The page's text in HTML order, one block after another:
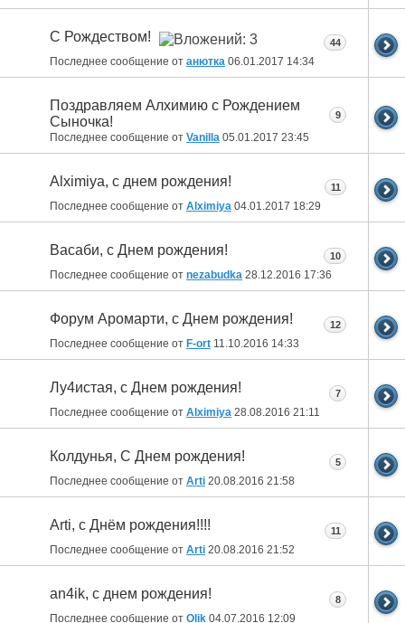
С Рождеством!
Последнее сообщение от анютка 06.01.2017 14:34
44
Поздравляем Алхимию с Рождением
Сыночка!
Последнее сообщение от Vanilla 05.01.2017 23:45
9
Alximiya, с днем рождения!
Последнее сообщение от Alximiya 04.01.2017 18:29
11
Васаби, с Днем рождения!
Последнее сообщение от nezabudka 28.12.2016 17:36
10
Форум Аромарти, с Днем рождения!
Последнее сообщение от F-ort 11.10.2016 14:33
12
Лу4истая, с Днем рождения!
Последнее сообщение от Alximiya 28.08.2016 21:11
7
Колдунья, С Днем рождения!
Последнее сообщение от Arti 20.08.2016 21:58
5
Arti, с Днём рождения!!!!
Последнее сообщение от Arti 20.08.2016 21:52
11
an4ik, с днем рождения!
Последнее сообщение от Olik 04.07.2016 12:09
8